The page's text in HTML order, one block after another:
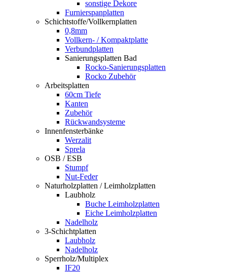
sonstige Dekore
Furnierspanplatten
Schichtstoffe/Vollkernplatten
0,8mm
Vollkern- / Kompaktplatte
Verbundplatten
Sanierungsplatten Bad
Rocko-Sanierungsplatten
Rocko Zubehör
Arbeitsplatten
60cm Tiefe
Kanten
Zubehör
Rückwandsysteme
Innenfensterbänke
Werzalit
Sprela
OSB / ESB
Stumpf
Nut-Feder
Naturholzplatten / Leimholzplatten
Laubholz
Buche Leimholzplatten
Eiche Leimholzplatten
Nadelholz
3-Schichtplatten
Laubholz
Nadelholz
Sperrholz/Multiplex
IF20